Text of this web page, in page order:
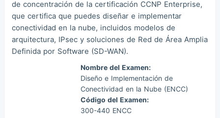
de concentración de la certificación CCNP Enterprise,
que certifica que puedes diseñar e implementar
conectividad en la nube, incluidos modelos de
arquitectura, IPsec y soluciones de Red de Área Amplia
Definida por Software (SD-WAN).
Nombre del Examen:
Diseño e Implementación de
Conectividad en la Nube (ENCC)
Código del Examen:
300-440 ENCC